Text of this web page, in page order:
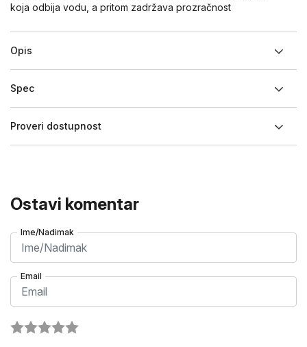
koja odbija vodu, a pritom zadržava prozračnost
Opis
Spec
Proveri dostupnost
Ostavi komentar
Ime/Nadimak
Email